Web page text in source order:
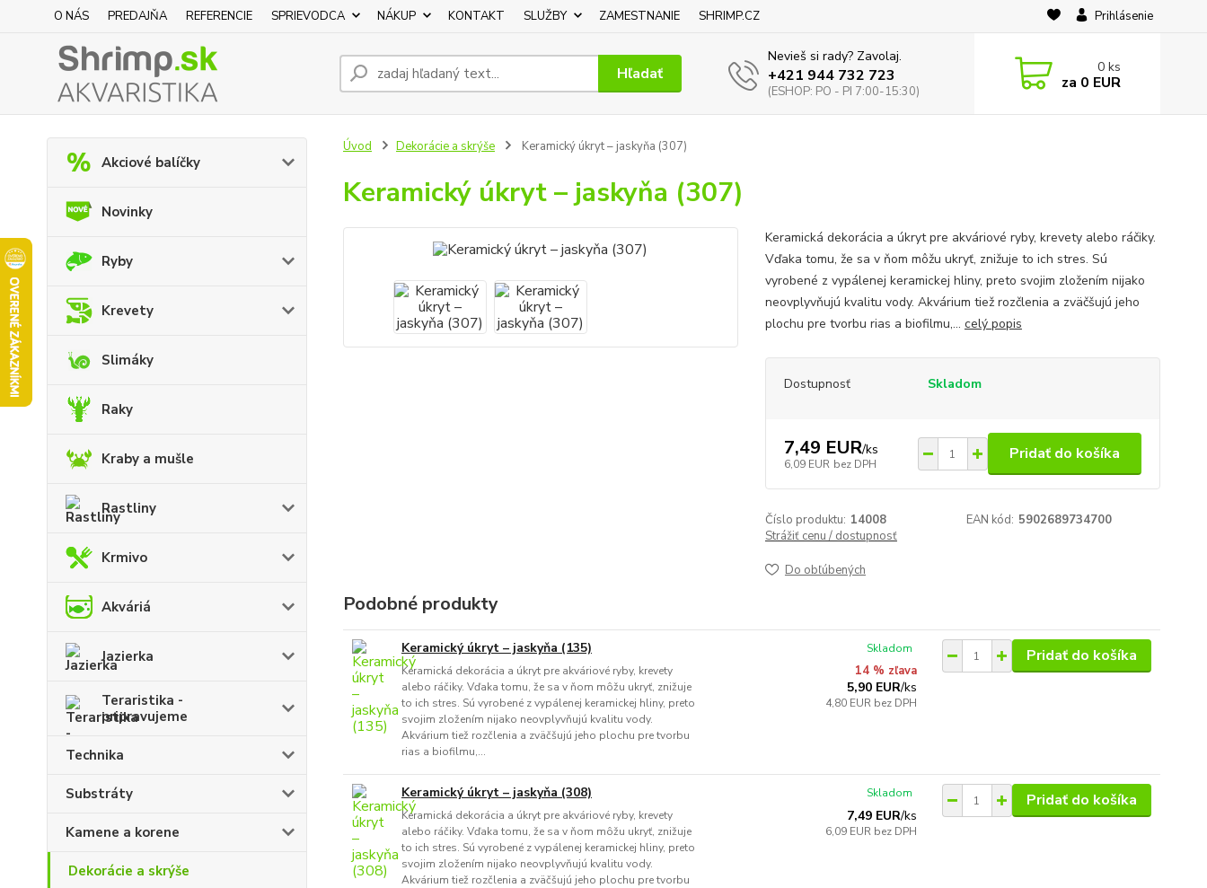
O NÁS PREDAJŇA REFERENCIE SPRIEVODCA NÁKUP KONTAKT SLUŽBY ZAMESTNANIE SHRIMP.CZ Prihlásenie
Hľadať
Nevieš si rady? Zavolaj.
+421 944 732 723
(ESHOP: PO - PI 7:00-15:30)
0 ks
za 0 EUR
Akciové balíčky
Novinky
Ryby
Krevety
Slimáky
Raky
Kraby a mušle
Rastliny
Krmivo
Akváriá
Jazierka
Teraristika -
pripravujeme
Technika
Substráty
Kamene a korene
Dekorácie a skrýše
Úvod Dekorácie a skrýše Keramický úkryt – jaskyňa (307)
Keramický úkryt – jaskyňa (307)
Keramická dekorácia a úkryt pre akváriové ryby, krevety alebo ráčiky.
Vďaka tomu, že sa v ňom môžu ukryť, znižuje to ich stres. Sú
vyrobené z vypálenej keramickej hliny, preto svojim zložením nijako
neovplyvňujú kvalitu vody. Akvárium tiež rozčlenia a zväčšujú jeho
plochu pre tvorbu rias a biofilmu,... celý popis
Dostupnosť Skladom
7,49 EUR/ks
6,09 EUR bez DPH
Pridať do košíka
Číslo produktu: 14008 EAN kód: 5902689734700
Strážiť cenu / dostupnosť
Do obľúbených
Podobné produkty
Keramický úkryt – jaskyňa (135)
Keramická dekorácia a úkryt pre akváriové ryby, krevety
alebo ráčiky. Vďaka tomu, že sa v ňom môžu ukryť, znižuje
to ich stres. Sú vyrobené z vypálenej keramickej hliny, preto
svojim zložením nijako neovplyvňujú kvalitu vody.
Akvárium tiež rozčlenia a zväčšujú jeho plochu pre tvorbu
rias a biofilmu,...
14 % zľava
5,90 EUR/ks
4,80 EUR bez DPH
Skladom Pridať do košíka
Keramický úkryt – jaskyňa (308)
Keramická dekorácia a úkryt pre akváriové ryby, krevety
alebo ráčiky. Vďaka tomu, že sa v ňom môžu ukryť, znižuje
to ich stres. Sú vyrobené z vypálenej keramickej hliny, preto
svojim zložením nijako neovplyvňujú kvalitu vody.
Akvárium tiež rozčlenia a zväčšujú jeho plochu pre tvorbu
7,49 EUR/ks
6,09 EUR bez DPH
Skladom Pridať do košíka